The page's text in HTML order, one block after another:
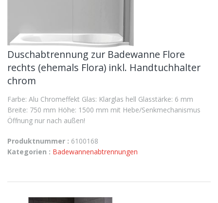
Duschabtrennung zur Badewanne Flore
rechts (ehemals Flora) inkl. Handtuchhalter
chrom
Farbe: Alu Chromeffekt Glas: Klarglas hell Glasstärke: 6 mm
Breite: 750 mm Höhe: 1500 mm mit Hebe/Senkmechanismus
Öffnung nur nach außen!
Produktnummer : 6100168
Kategorien : Badewannenabtrennungen